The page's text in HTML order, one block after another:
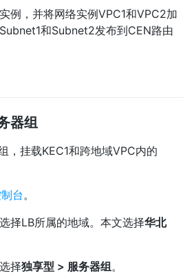
例，并将网络实例VPC1和VPC2加
和Subnet2发布到CEN路由
器组
，挂载KEC1和跨地域VPC内的
台。
择LB所属的地域。本文选择华北
择独享型 > 服务器组。